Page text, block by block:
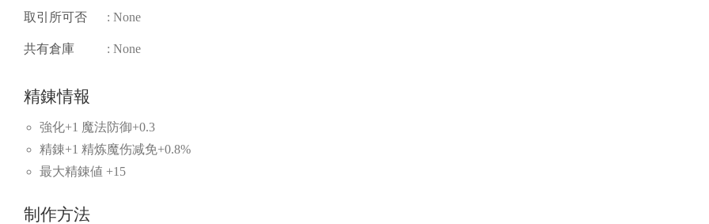
取引所可否 : None
共有倉庫 : None
精錬情報
強化+1 魔法防御+0.3
精錬+1 精炼魔伤减免+0.8%
最大精錬値 +15
制作方法